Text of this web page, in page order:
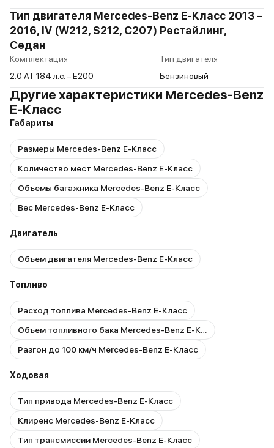
Тип двигателя Mercedes-Benz E-Класс 2013 –
2016, IV (W212, S212, C207) Рестайлинг,
Седан
Комплектация
Тип двигателя
2.0 AT 184 л.c. – E200
Бензиновый
Другие характеристики Mercedes-Benz
E-Класс
Габариты
Размеры Mercedes-Benz E-Класс
Количество мест Mercedes-Benz E-Класс
Объемы багажника Mercedes-Benz E-Класс
Вес Mercedes-Benz E-Класс
Двигатель
Объем двигателя Mercedes-Benz E-Класс
Топливо
Расход топлива Mercedes-Benz E-Класс
Разгон до 100 км/ч Mercedes-Benz E-Класс
Ходовая
Тип привода Mercedes-Benz E-Класс
Клиренс Mercedes-Benz E-Класс
Тип трансмиссии Mercedes-Benz E-Класс